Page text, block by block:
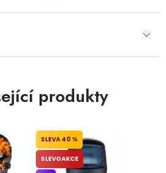
produkty
40 %
SLEVOAKCE